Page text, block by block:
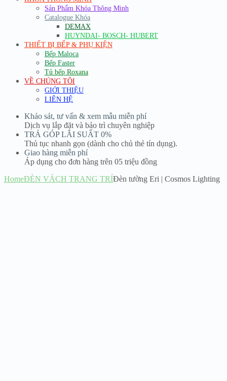
Sản Phẩm Khóa Thông Minh
Catalogue Khóa
DEMAX
HUYNDAI- BOSCH- HUBERT
THIẾT BỊ BẾP & PHỤ KIỆN
Bếp Maloca
Bếp Faster
Tủ bếp Roxana
VỀ CHÚNG TÔI
GIỚI THIỆU
LIÊN HỆ
Khảo sát, tư vấn & xem mẫu miễn phí
Dịch vụ lắp đặt và bảo trì chuyên nghiệp
TRẢ GÓP LÃI SUẤT 0%
Thủ tục nhanh gọn (dành cho chủ thẻ tín dụng).
Giao hàng miễn phí
Áp dụng cho đơn hàng trên 05 triệu đồng
HomeĐÈN VÁCH TRANG TRÍĐèn tường Eri | Cosmos Lighting